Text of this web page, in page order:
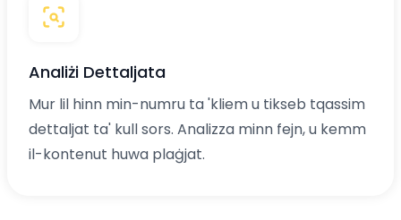
Analiżi Dettaljata
Mur lil hinn min-numru ta 'kliem u tikseb tqassim
dettaljat ta' kull sors. Analizza minn fejn, u kemm
il-kontenut huwa plaġjat.